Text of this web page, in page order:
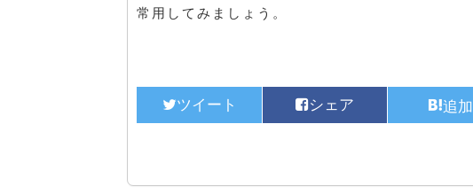
常用してみましょう。